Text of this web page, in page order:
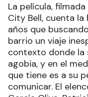
La película,
City Bell, cuenta la
años que
barrio un viaje
contexto donde la
agobia, y en el
que tiene es a su
comunicar. El